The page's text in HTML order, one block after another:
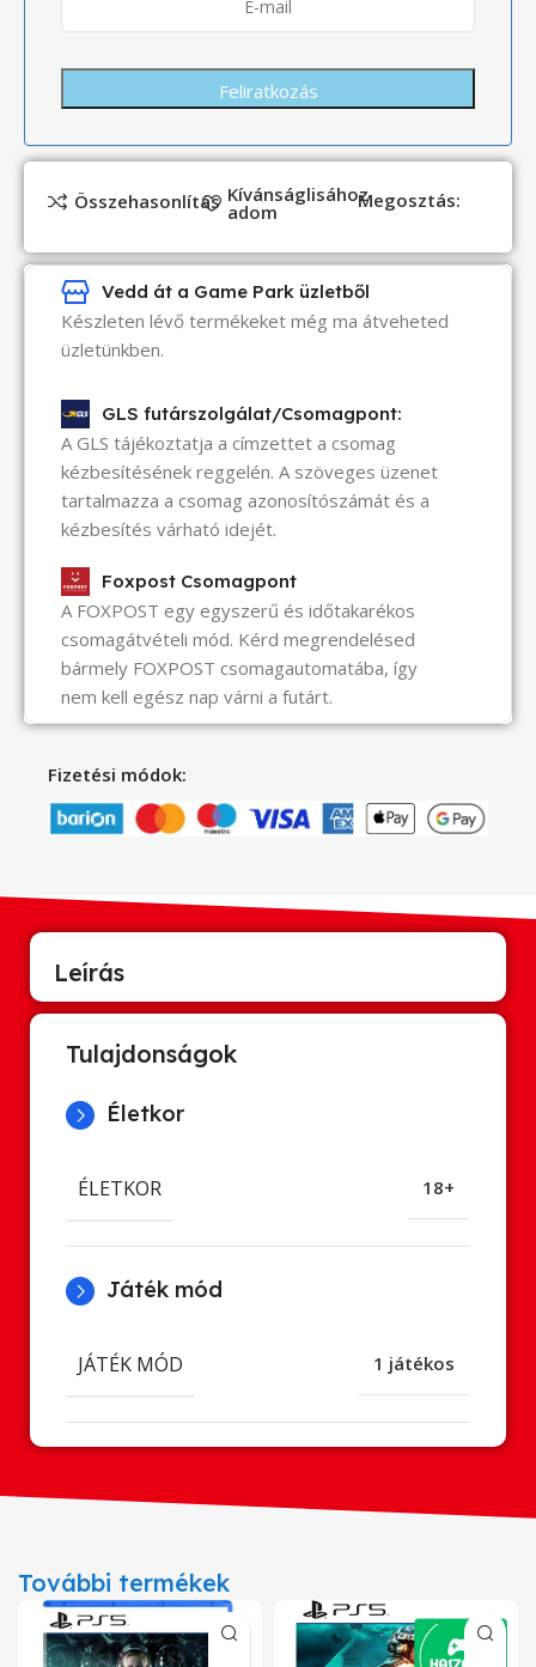
Összehasonlítás Kívánságlisához
adom Megosztás:
Vedd át a Game Park üzletből
Készleten lévő termékeket még ma átveheted
üzletünkben.
GLS futárszolgálat/Csomagpont:
A GLS tájékoztatja a címzettet a csomag
kézbesítésének reggelén. A szöveges üzenet
tartalmazza a csomag azonosítószámát és a
kézbesítés várható idejét.
Foxpost Csomagpont
A FOXPOST egy egyszerű és időtakarékos
csomagátvételi mód. Kérd megrendelésed
bármely FOXPOST csomagautomatába, így
nem kell egész nap várni a futárt.
Fizetési módok:
Leírás
Tulajdonságok
Életkor
ÉLETKOR 18+
Játék mód
JÁTÉK MÓD 1 játékos
További termékek